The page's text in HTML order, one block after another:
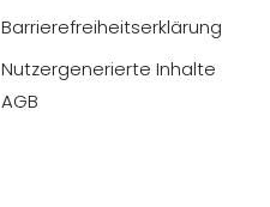
Barrierefreiheitserklärung
Nutzergenerierte Inhalte
AGB